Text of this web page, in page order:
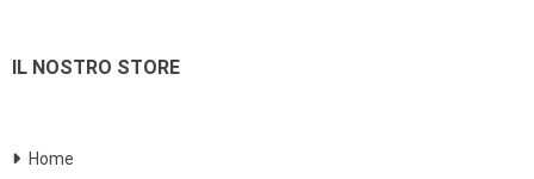
IL NOSTRO STORE
Home